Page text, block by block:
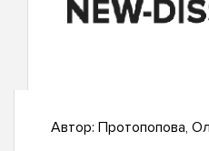
Автор: Протопопова,